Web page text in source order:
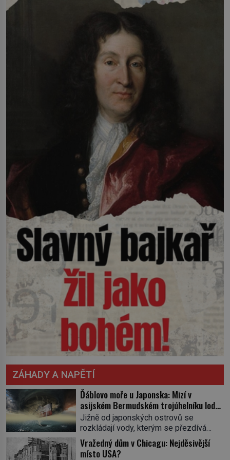
ZÁHADY A NAPĚTÍ
Ďáblovo moře u Japonska: Mizí v
asijském Bermudském trojúhelníku lodě
ve spárech neznámé síly?
Jižně od japonských ostrovů se
rozkládají vody, kterým se přezdívá
Ďáblovo moře. Vypráví se o lodích
mizejících beze stopy, podivných
Vražedný dům v Chicagu: Nejděsivější
místo USA?